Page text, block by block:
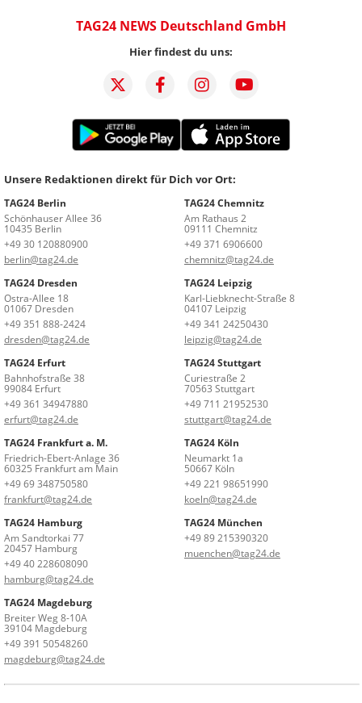
TAG24 NEWS Deutschland GmbH
Hier findest du uns:
Unsere Redaktionen direkt für Dich vor Ort:
TAG24 Berlin
Schönhauser Allee 36
10435 Berlin
+49 30 120880900
berlin@tag24.de
TAG24 Chemnitz
Am Rathaus 2
09111 Chemnitz
+49 371 6906600
chemnitz@tag24.de
TAG24 Dresden
Ostra-Allee 18
01067 Dresden
+49 351 888-2424
dresden@tag24.de
TAG24 Leipzig
Karl-Liebknecht-Straße 8
04107 Leipzig
+49 341 24250430
leipzig@tag24.de
TAG24 Erfurt
Bahnhofstraße 38
99084 Erfurt
+49 361 34947880
erfurt@tag24.de
TAG24 Stuttgart
Curiestraße 2
70563 Stuttgart
+49 711 21952530
stuttgart@tag24.de
TAG24 Frankfurt a. M.
Friedrich-Ebert-Anlage 36
60325 Frankfurt am Main
+49 69 348750580
frankfurt@tag24.de
TAG24 Köln
Neumarkt 1a
50667 Köln
+49 221 98651990
koeln@tag24.de
TAG24 Hamburg
Am Sandtorkai 77
20457 Hamburg
+49 40 228608090
hamburg@tag24.de
TAG24 München
+49 89 215390320
muenchen@tag24.de
TAG24 Magdeburg
Breiter Weg 8-10A
39104 Magdeburg
+49 391 50548260
magdeburg@tag24.de